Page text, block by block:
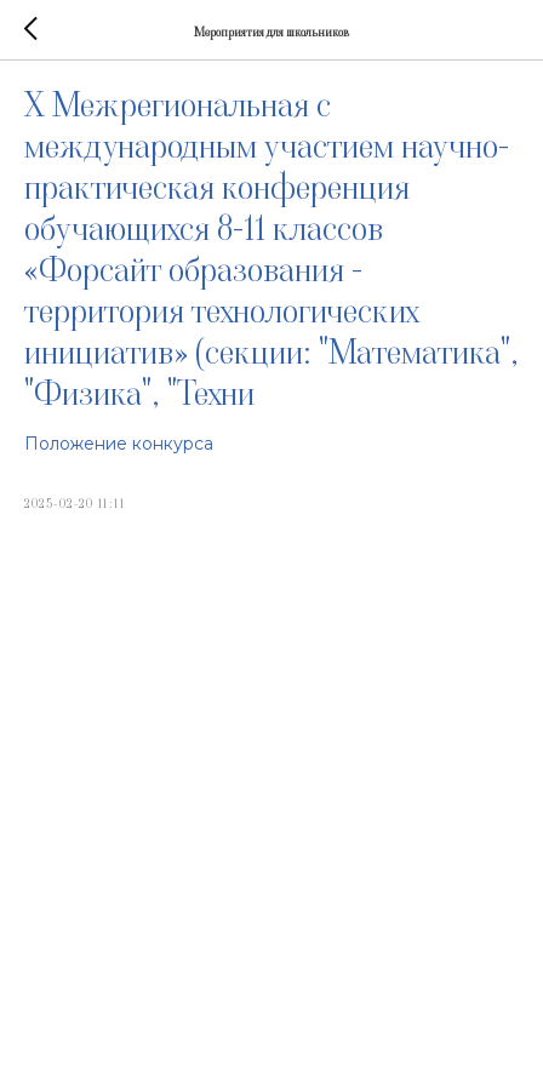
Мероприятия для школьников
Х Межрегиональная с
международным участием научно-
практическая конференция
обучающихся 8-11 классов
«Форсайт образования -
территория технологических
инициатив» (секции: "Математика",
"Физика", "Техни
Положение конкурса
2025-02-20 11:11